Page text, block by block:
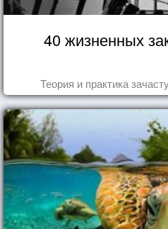
40 жизненных
Теория и практика